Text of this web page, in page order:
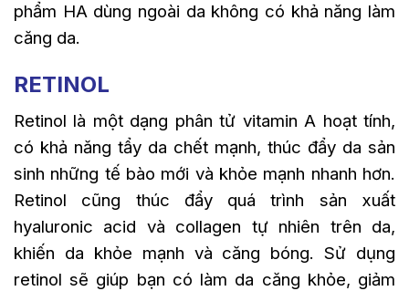
phẩm HA dùng ngoài da không có khả năng làm
căng da.
RETINOL
Retinol là một dạng phân tử vitamin A hoạt tính,
có khả năng tẩy da chết mạnh, thúc đẩy da sản
sinh những tế bào mới và khỏe mạnh nhanh hơn.
Retinol cũng thúc đẩy quá trình sản xuất
hyaluronic acid và collagen tự nhiên trên da,
khiến da khỏe mạnh và căng bóng. Sử dụng
retinol sẽ giúp bạn có làm da căng khỏe, giảm